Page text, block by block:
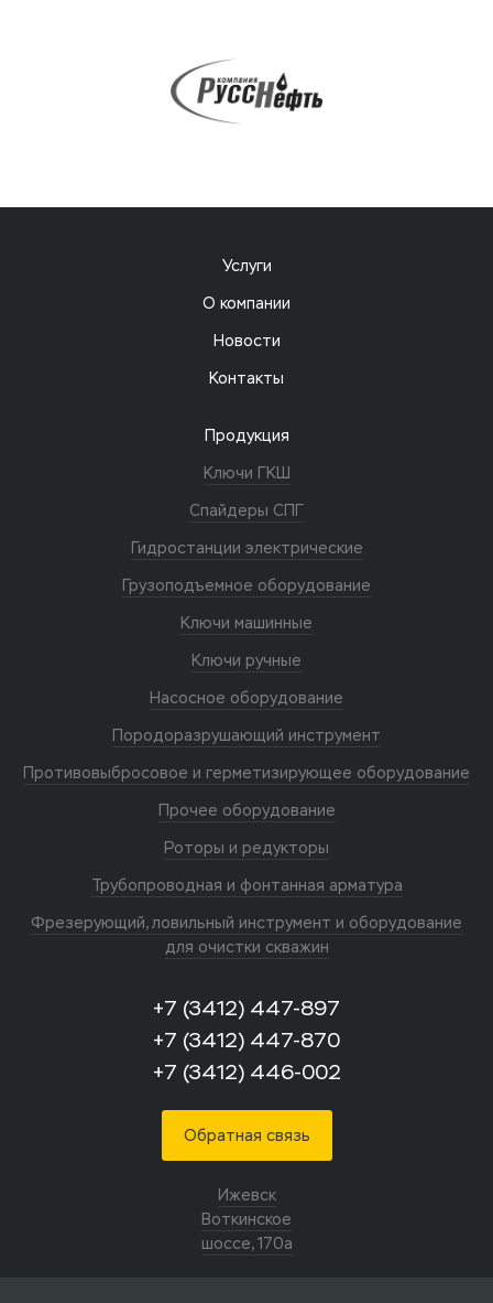
Услуги
О компании
Новости
Контакты
Продукция
Ключи ГКШ
Спайдеры СПГ
Гидростанции электрические
Грузоподъемное оборудование
Ключи машинные
Ключи ручные
Насосное оборудование
Породоразрушающий инструмент
Противовыбросовое и герметизирующее оборудование
Прочее оборудование
Роторы и редукторы
Трубопроводная и фонтанная арматура
Фрезерующий, ловильный инструмент и оборудование
для очистки скважин
+7 (3412) 447-897
+7 (3412) 447-870
+7 (3412) 446-002
Обратная связь
Ижевск
Воткинское
шоссе, 170а